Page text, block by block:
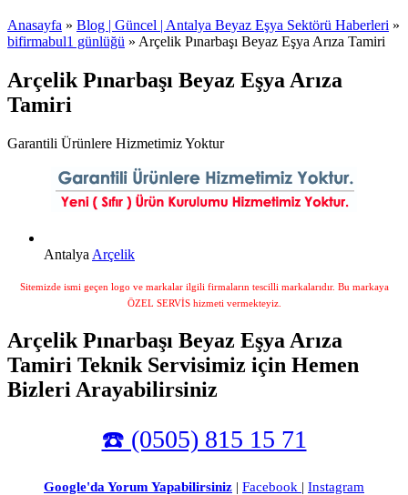
Anasayfa » Blog | Güncel | Antalya Beyaz Eşya Sektörü Haberleri »
bifirmabul1 günlüğü » Arçelik Pınarbaşı Beyaz Eşya Arıza Tamiri
Arçelik Pınarbaşı Beyaz Eşya Arıza
Tamiri
Garantili Ürünlere Hizmetimiz Yoktur
Antalya Arçelik
Sitemizde ismi geçen logo ve markalar ilgili firmaların tescilli markalarıdır. Bu markaya
ÖZEL SERVİS hizmeti vermekteyiz.
Arçelik Pınarbaşı Beyaz Eşya Arıza
Tamiri Teknik Servisimiz için Hemen
Bizleri Arayabilirsiniz
☎️ (0505) 815 15 71
Google'da Yorum Yapabilirsiniz | Facebook | Instagram